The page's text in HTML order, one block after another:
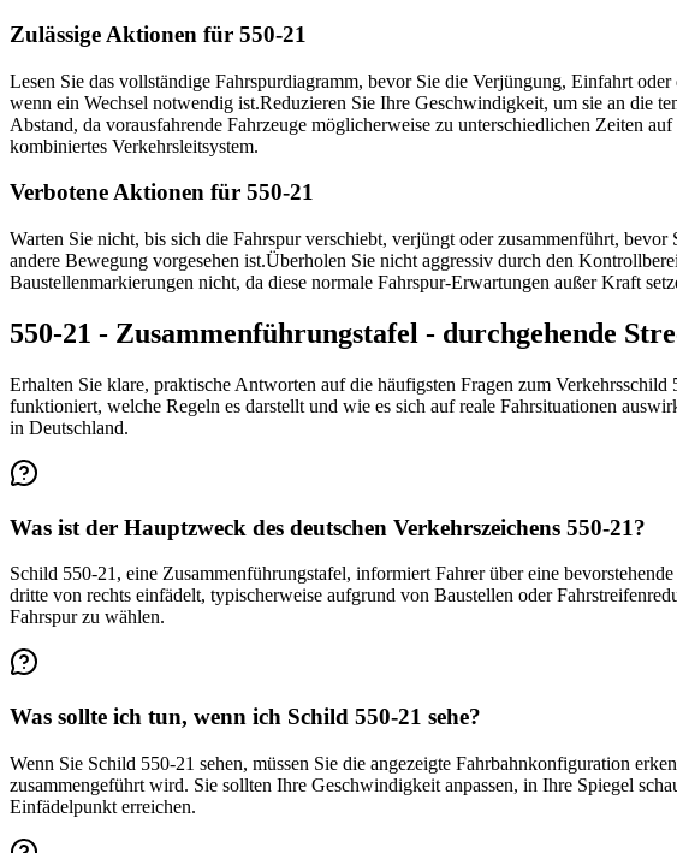
Zulässige Aktionen für 550-21
Lesen Sie das vollständige Fahrspurdiagramm, bevor Sie die Verjüngung, Einfahrt oder
wenn ein Wechsel notwendig ist.Reduzieren Sie Ihre Geschwindigkeit, um sie an die
Abstand, da vorausfahrende Fahrzeuge möglicherweise zu unterschiedlichen Zeiten
kombiniertes Verkehrsleitsystem.
Verbotene Aktionen für 550-21
Warten Sie nicht, bis sich die Fahrspur verschiebt, verjüngt oder zusammenführt,
andere Bewegung vorgesehen ist.Überholen Sie nicht aggressiv durch den
Baustellenmarkierungen nicht, da diese normale Fahrspur-Erwartungen außer Kraft
550-21 - Zusammenführungstafel - durchgehende
Erhalten Sie klare, praktische Antworten auf die häufigsten Fragen zum
funktioniert, welche Regeln es darstellt und wie es sich auf reale Fahrsituationen
in Deutschland.
Was ist der Hauptzweck des deutschen Verkehrszeichens 550-21?
Schild 550-21, eine Zusammenführungstafel, informiert Fahrer über eine
dritte von rechts einfädelt, typischerweise aufgrund von Baustellen oder
Fahrspur zu wählen.
Was sollte ich tun, wenn ich Schild 550-21 sehe?
Wenn Sie Schild 550-21 sehen, müssen Sie die angezeigte Fahrbahnkonfiguration
zusammengeführt wird. Sie sollten Ihre Geschwindigkeit anpassen, in Ihre Spiegel
Einfädelpunkt erreichen.